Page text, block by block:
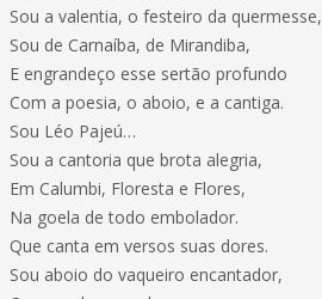
Sou a valentia, o festeiro da quermesse,
Sou de Carnaíba, de Mirandiba,
E engrandeço esse sertão profundo
Com a poesia, o aboio, e a cantiga.
Sou Léo Pajeú…
Sou a cantoria que brota alegria,
Em Calumbi, Floresta e Flores,
Na goela de todo embolador.
Que canta em versos suas dores.
Sou aboio do vaqueiro encantador,